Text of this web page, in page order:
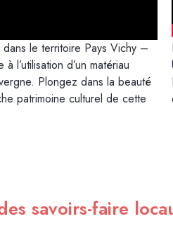
dans le territoire Pays Vichy –
l’utilisation d’un matériau
Plongez dans la beauté
patrimoine culturel de cette
savoirs-faire